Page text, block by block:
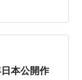
てまで観な
と作られて
て、こじん
く、淡々と
バレあらす
本公開作